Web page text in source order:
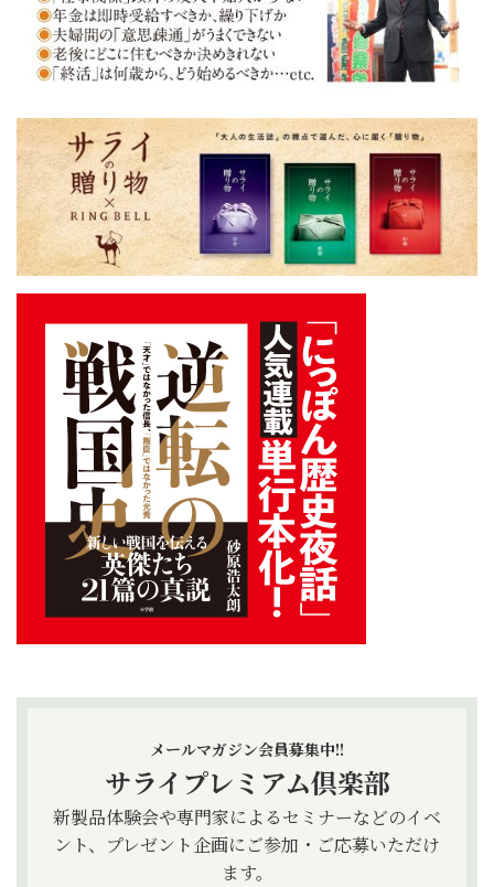
メールマガジン会員募集中!!
サライプレミアム倶楽部
新製品体験会や専門家によるセミナーなどのイベ
ント、プレゼント企画にご参加・ご応募いただけ
ます。